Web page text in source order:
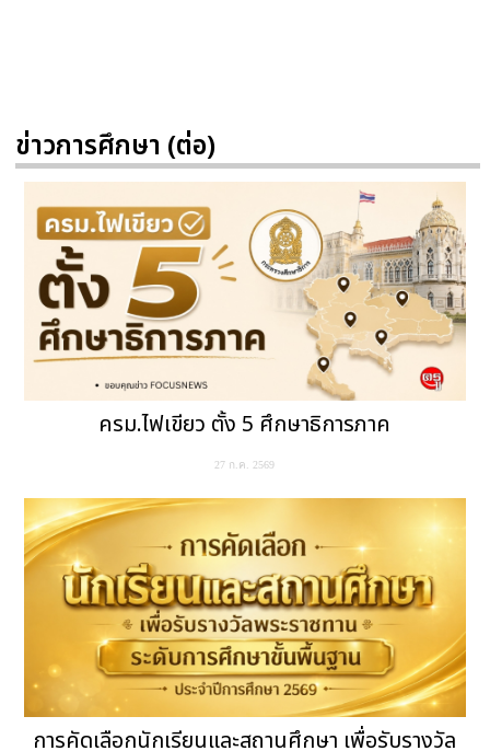
ข่าวการศึกษา (ต่อ)
ครม.ไฟเขียว ตั้ง 5 ศึกษาธิการภาค
27 ก.ค. 2569
การคัดเลือกนักเรียนและสถานศึกษา เพื่อรับรางวัล